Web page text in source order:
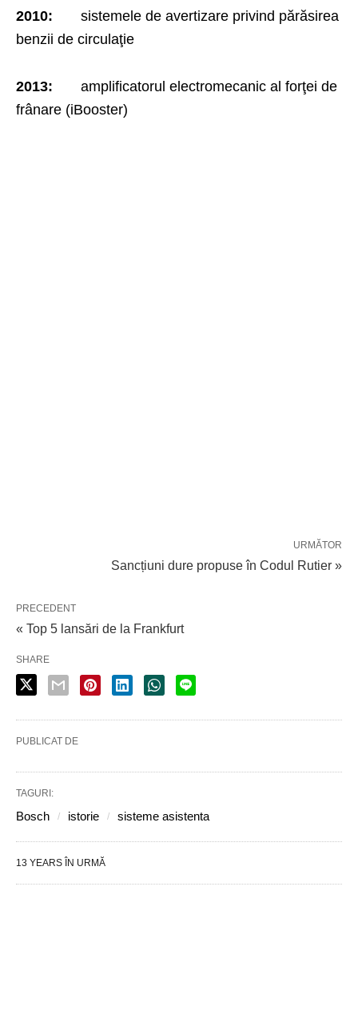
2010: sistemele de avertizare privind părăsirea
benzii de circulaţie
2013: amplificatorul electromecanic al forţei de
frânare (iBooster)
URMĂTOR
Sancțiuni dure propuse în Codul Rutier »
PRECEDENT
« Top 5 lansări de la Frankfurt
SHARE
PUBLICAT DE
TAGURI:
Bosch istorie sisteme asistenta
13 YEARS ÎN URMĂ